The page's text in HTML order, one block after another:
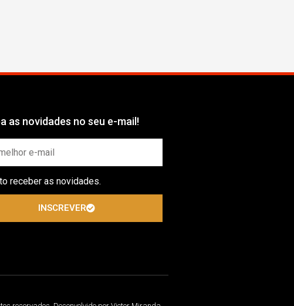
as novidades no seu e-mail!
receber as novidades.
INSCREVER